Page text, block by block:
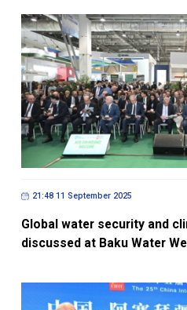
21:48 11 September 2025
Global water security and
discussed at Baku Water